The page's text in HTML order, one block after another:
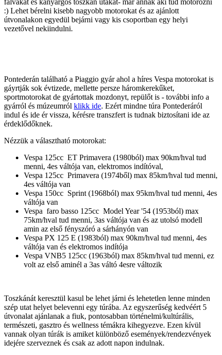
falvakat és kanyargós toszkán utakat- már annak aki tud motorozni
:) Lehet bérelni kisebb nagyobb motorokat és az ajánlott
útvonalakon egyedül bejárni vagy kis csoportban egy helyi
vezetővel nekiindulni.
Pontederán található a Piaggio gyár ahol a híres Vespa motorokat is
gáyrtják sok évtizede, mellette persze háromkerekűket,
sportmotorokat de gyártottak mozdonyt, repülőt is - további info a
gyárról és múzeumról klikk ide. Ezért mindne túra Pontederáról
indul és ide ér vissza, kérésre transzfert is tudnak biztosítani ide az
érdeklődőknek.
Nézzük a választható motorokat:
Vespa 125cc ET Primavera (1980ból) max 90km/hval tud
menni, 4es váltója van, elektromos indítóval,
Vespa 125cc Primavera (1974ből) max 85km/hval tud menni,
4es váltója van
Vespa 150cc Sprint (1968ból) max 95km/hval tud menni, 4es
váltója van
Vespa faro basso 125cc Model Year '54 (1953ból) max
75km/hval tud menni, 3as váltója van és az utolsó modell
amin az első fényszóró a sárhányón van
Vespa PX 125 E (1983ból) max 90km/hval tud menni, 4es
váltója van és elektromos indítója
Vespa VNB5 125cc (1963ból) max 85km/hval tud menni, ez
volt az első aminél a 3as váltó 4esre változik
Toszkánát keresztül kasul be lehet járni és lehetetlen lenne minden
szép utat helyet belevenni egy túrába. Az egyszerűség kedvéért 5
útvonalat ajánlanak a fiuk, pontosabban történelmi/kultúrális,
természeti, gasztro és wellness témákra kihegyezve. Ezen kívül
vannak olyan túrák is amiket különböző események/rendezvények
idejére szerveznek és csak az adott napon indulnak.